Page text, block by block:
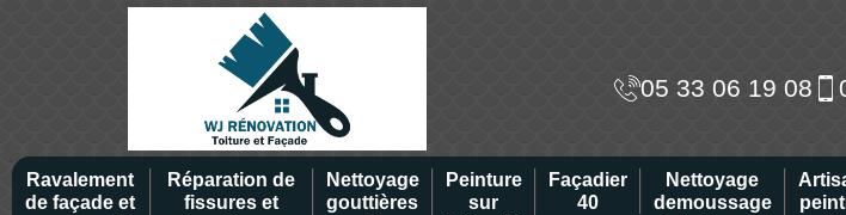
05 33 06 19 08
Ravalement
de façade et
Réparation de
fissures et
Nettoyage
gouttières
Peinture
sur
Façadier
40
Nettoyage
demoussage